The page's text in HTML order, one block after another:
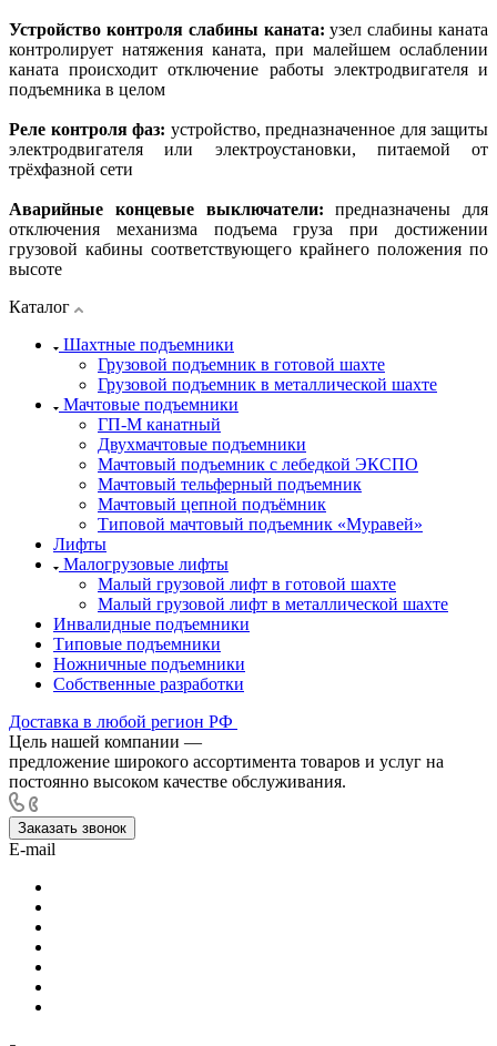
Устройство контроля слабины каната:узел слабины каната
контролирует натяжения каната, при малейшем ослаблении
каната происходит отключение работы электродвигателя и
подъемника в целом
Реле контроля фаз: устройство, предназначенное для защиты
электродвигателя или электроустановки, питаемой от
трёхфазной сети
Аварийные концевые выключатели:предназначены для
отключения механизма подъема груза при достижении
грузовой кабины соответствующего крайнего положения по
высоте
Каталог
Шахтные подъемники
Грузовой подъемник в готовой шахте
Грузовой подъемник в металлической шахте
Мачтовые подъемники
ГП-М канатный
Двухмачтовые подъемники
Мачтовый подъемник с лебедкой ЭКСПО
Мачтовый тельферный подъемник
Мачтовый цепной подъёмник
Типовой мачтовый подъемник «Муравей»
Лифты
Малогрузовые лифты
Малый грузовой лифт в готовой шахте
Малый грузовой лифт в металлической шахте
Инвалидные подъемники
Типовые подъемники
Ножничные подъемники
Собственные разработки
Доставка в любой регион РФ
Цель нашей компании —
предложение широкого ассортимента товаров и услуг на
постоянно высоком качестве обслуживания.
Заказать звонок
E-mail